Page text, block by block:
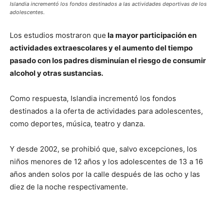
Islandia incrementó los fondos destinados a las actividades deportivas de los
adolescentes.
Los estudios mostraron que la mayor participación en
actividades extraescolares y el aumento del tiempo
pasado con los padres disminuían el riesgo de consumir
alcohol y otras sustancias.
Como respuesta, Islandia incrementó los fondos
destinados a la oferta de actividades para adolescentes,
como deportes, música, teatro y danza.
Y desde 2002, se prohibió que, salvo excepciones, los
niños menores de 12 años y los adolescentes de 13 a 16
años anden solos por la calle después de las ocho y las
diez de la noche respectivamente.